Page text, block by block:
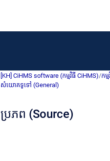
[KH] CiHMS software (កម្មវិធី CiHMS)/កម្
សំយោគទូទៅ (General)
ប្រភព (Source)